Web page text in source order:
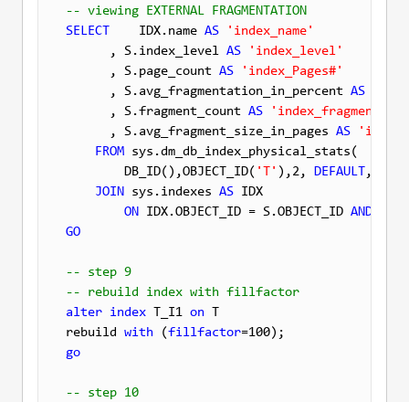
-- viewing EXTERNAL FRAGMENTATION
SELECT
    IDX.name
AS
'index_name'
      , S.index_level
AS
'index_level'
      , S.page_count
AS
'index_Pages#'
      , S.avg_fragmentation_in_percent
AS
      , S.fragment_count
AS
'index_fragments'
      , S.avg_fragment_size_in_pages
AS
FROM sys.dm_db_index_physical_stats(
        DB_ID(),OBJECT_ID(
'T' ),2, DEFAULT ,
JOIN sys.indexes AS IDX
ON IDX.OBJECT_ID = S.OBJECT_ID AND
GO
-- step 9
-- rebuild index with fillfactor
alter index T_I1 on T
rebuild with ( fillfactor
go
-- step 10